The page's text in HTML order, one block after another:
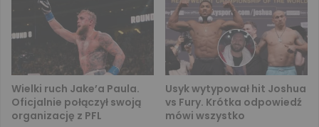
Wielki ruch Jake’a Paula.
Oficjalnie połączył swoją
organizację z PFL
Usyk wytypował hit Joshua
vs Fury. Krótka odpowiedź
mówi wszystko